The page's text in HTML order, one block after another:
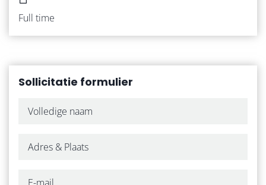
Full time
Sollicitatie formulier